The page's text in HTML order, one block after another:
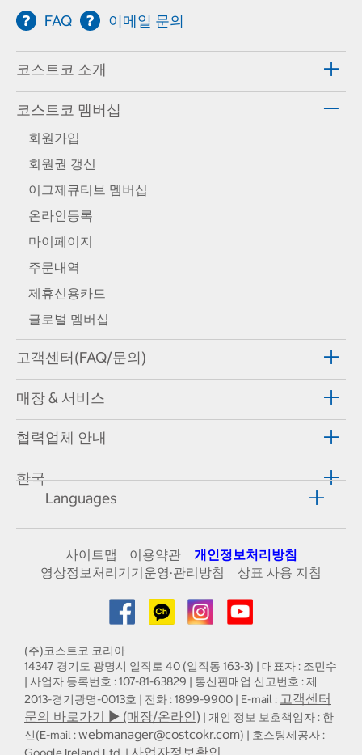
FAQ 이메일 문의
코스트코 소개
코스트코 멤버십
회원가입
회원권 갱신
이그제큐티브 멤버십
온라인등록
마이페이지
주문내역
제휴신용카드
글로벌 멤버십
고객센터(FAQ/문의)
매장 & 서비스
협력업체 안내
한국
Languages
사이트맵 이용약관
개인정보처리방침
영상정보처리기기운영·관리방침
상표 사용 지침
(주)코스트코 코리아
14347 경기도 광명시 일직로 40 (일직동 163-3) | 대표자 : 조민수
| 사업자 등록번호 : 107-81-63829 | 통신판매업 신고번호 : 제
2013-경기광명-0013호 | 전화 : 1899-9900 | E-mail : 고객센터
문의 바로가기 ▶ (매장/온라인) | 개인 정보 보호책임자 : 한
신(E-mail :webmanager@costcokr.com) | 호스팅제공자 :
사업자정보확인